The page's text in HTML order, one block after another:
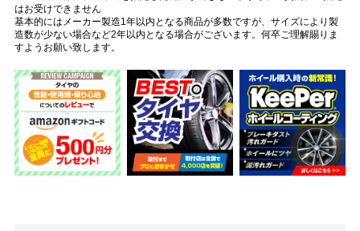
はお受けできません
基本的にはメーカー製造1年以内となる商品が多数ですが、サイズにより製
造数が少ない場合など2年以内となる場合がございます。何卒ご理解賜りま
すようお願い致します。